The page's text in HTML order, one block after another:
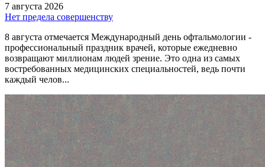
7 августа 2026
Нет предела совершенству
8 августа отмечается Международный день офтальмологии -
профессиональный праздник врачей, которые ежедневно
возвращают миллионам людей зрение. Это одна из самых
востребованных медицинских специальностей, ведь почти
каждый челов...